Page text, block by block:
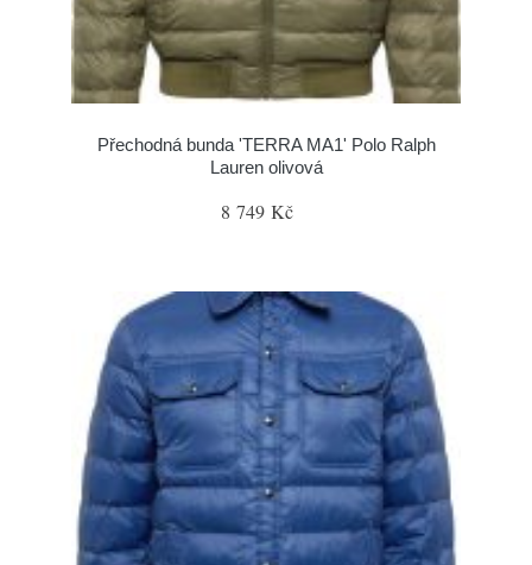
Přechodná bunda 'TERRA MA1' Polo Ralph
Lauren olivová
8 749 Kč